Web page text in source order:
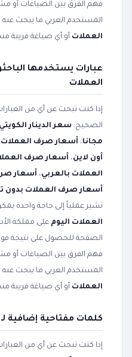
فهم الفرق بين الصياغات أو
المستخدم العربي ما يبحث
العملات أو أي صياغة قريبة
عبارات يستخدمها
العملات
إذا كنت تبحث عن أي من
الصحيح: سعر الدينار الكويتي
مجانا، أسعار صرف العملات
أون لاين، أسعار صرف
العملات بالعربي، أسعار
أسعار صرف العملات بدون
تشير عملياً إلى حاجة واحدة يمكن
العملات اليوم على مملكة
الصفحة للحصول على نتيجة
فهم الفرق بين الصياغات أو
المستخدم العربي ما يبحث
العملات أو أي صياغة قريبة
كلمات مفتاحية إضافية
إذا كنت تبحث عن أي من